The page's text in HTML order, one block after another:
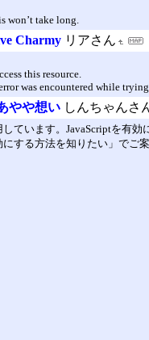
won’t take long.
Charmy リアさん
this resource.
was encountered while
やや想い しんちゃんさ
ています。JavaScriptを有効
にする方法を知りたい」でご